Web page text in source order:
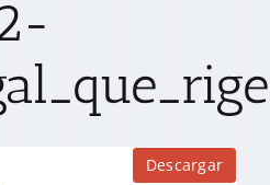
Descargar